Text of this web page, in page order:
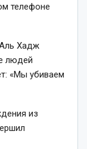
телефоне
Хадж
людей
«Мы убиваем
из